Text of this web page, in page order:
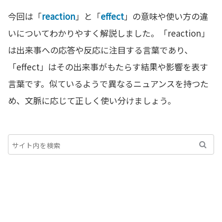
今回は「reaction」と「effect」の意味や使い方の違
いについてわかりやすく解説しました。「reaction」
は出来事への応答や反応に注目する言葉であり、
「effect」はその出来事がもたらす結果や影響を表す
言葉です。似ているようで異なるニュアンスを持つた
め、文脈に応じて正しく使い分けましょう。